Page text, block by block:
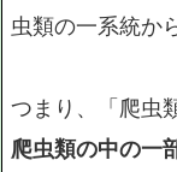
虫類の一系統か
つまり、「爬虫
爬虫類の中の一